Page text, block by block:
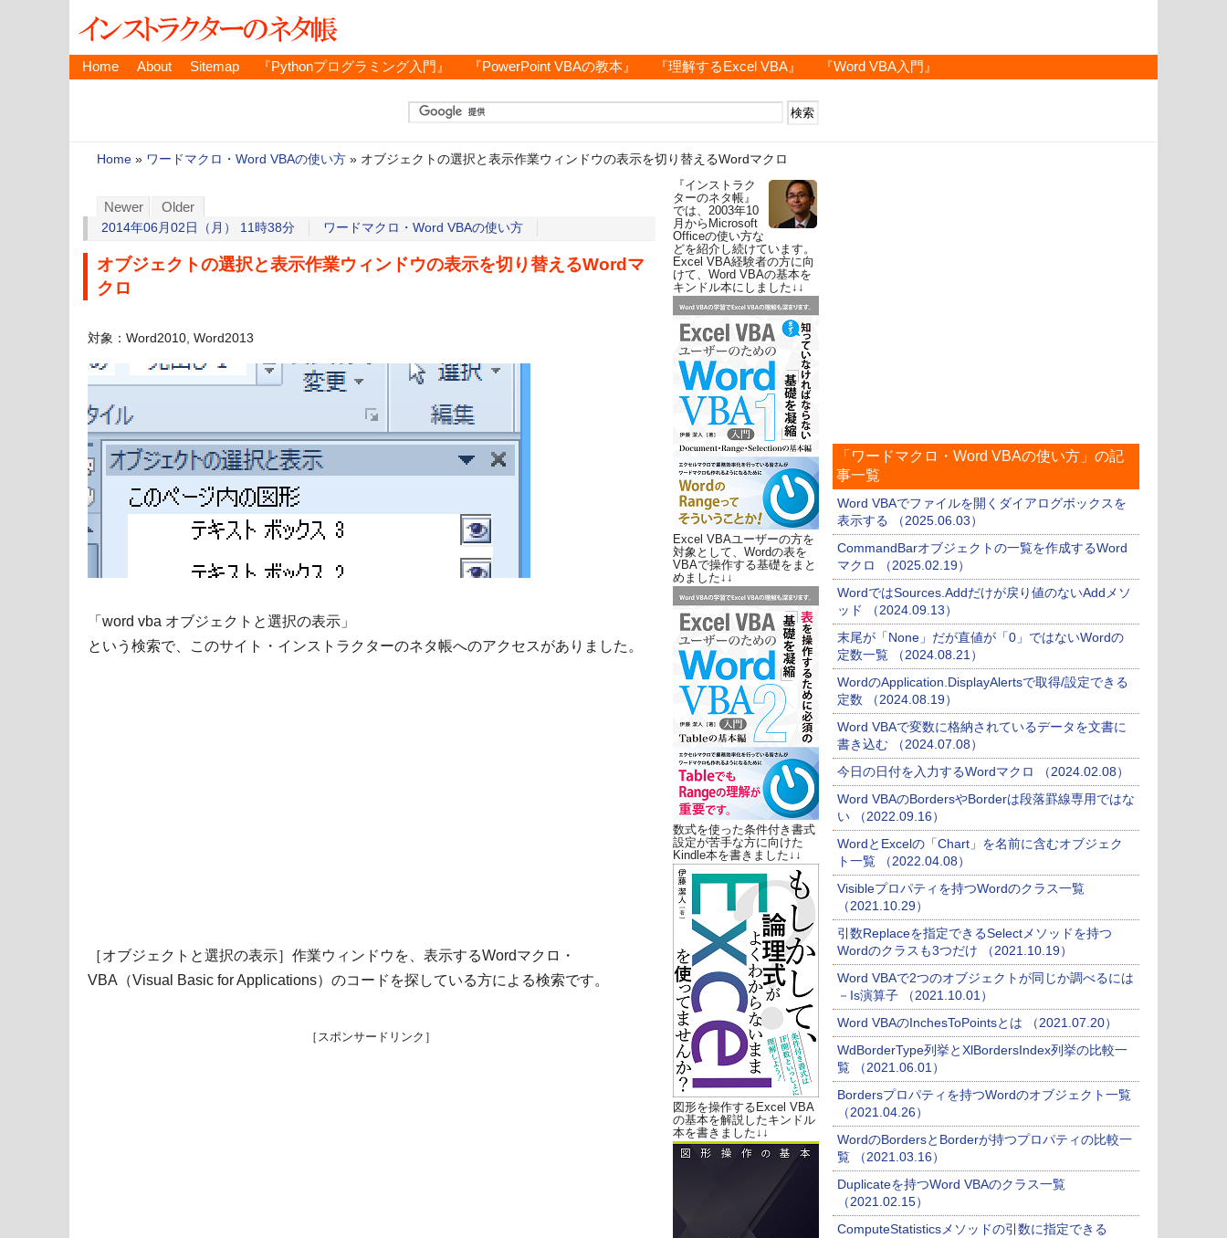
Home About Sitemap 『Pythonプログラミング入門』 『PowerPoint VBAの教本』 『理解するExcel VBA』 『Word VBA入門』
Home » ワードマクロ・Word VBAの使い方 » オブジェクトの選択と表示作業ウィンドウの表示を切り替えるWordマクロ
Newer Older
2014年06月02日（月） 11時38分 ワードマクロ・Word VBAの使い方
オブジェクトの選択と表示作業ウィンドウの表示を切り替えるWordマ
クロ
対象：Word2010, Word2013
「word vba オブジェクトと選択の表示」
という検索で、このサイト・インストラクターのネタ帳へのアクセスがありました。
［オブジェクトと選択の表示］作業ウィンドウを、表示するWordマクロ・
VBA（Visual Basic for Applications）のコードを探している方による検索です。
［スポンサードリンク］
『インストラク
ターのネタ帳』
では、2003年10
月からMicrosoft
Officeの使い方な
どを紹介し続けています。
Excel VBA経験者の方に向
けて、Word VBAの基本を
キンドル本にしました↓↓
Excel VBAユーザーの方を
対象として、Wordの表を
VBAで操作する基礎をまと
めました↓↓
数式を使った条件付き書式
設定が苦手な方に向けた
Kindle本を書きました↓↓
図形を操作するExcel VBA
の基本を解説したキンドル
本を書きました↓↓
「ワードマクロ・Word VBAの使い方」の記
事一覧
Word VBAでファイルを開くダイアログボックスを
表示する （2025.06.03）
CommandBarオブジェクトの一覧を作成するWord
マクロ （2025.02.19）
WordではSources.Addだけが戻り値のないAddメソ
ッド （2024.09.13）
末尾が「None」だが直値が「0」ではないWordの
定数一覧 （2024.08.21）
WordのApplication.DisplayAlertsで取得/設定できる
定数 （2024.08.19）
Word VBAで変数に格納されているデータを文書に
書き込む （2024.07.08）
今日の日付を入力するWordマクロ （2024.02.08）
Word VBAのBordersやBorderは段落罫線専用ではな
い （2022.09.16）
WordとExcelの「Chart」を名前に含むオブジェク
ト一覧 （2022.04.08）
Visibleプロパティを持つWordのクラス一覧
（2021.10.29）
引数Replaceを指定できるSelectメソッドを持つ
Wordのクラスも3つだけ （2021.10.19）
Word VBAで2つのオブジェクトが同じか調べるには
－Is演算子 （2021.10.01）
Word VBAのInchesToPointsとは （2021.07.20）
WdBorderType列挙とXlBordersIndex列挙の比較一
覧 （2021.06.01）
Bordersプロパティを持つWordのオブジェクト一覧
（2021.04.26）
WordのBordersとBorderが持つプロパティの比較一
覧 （2021.03.16）
Duplicateを持つWord VBAのクラス一覧
（2021.02.15）
ComputeStatisticsメソッドの引数に指定できる